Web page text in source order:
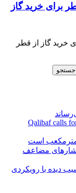
15 میلیارد دلاری خرید گاز از قطر
Qalibaf calls
فشارهای مضاعف
دیده با رویکردی